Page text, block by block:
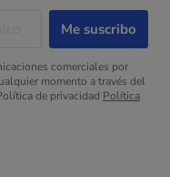
comerciales por
momento a través del
de privacidad Política